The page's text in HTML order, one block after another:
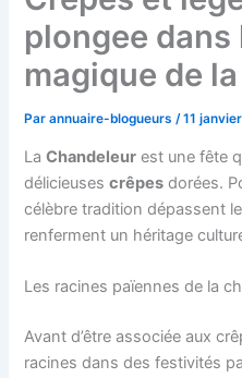
plongee dans
magique de
Parannuaire-blogueurs /11
LaChandeleur est une fête
délicieusescrêpes dorées.
célèbre tradition dépassent
renferment un héritage
Les racines païennes de la
Avant d’être associée aux
racines dans des festivités